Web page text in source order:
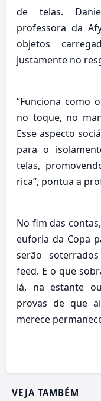
de telas.
professora da
objetos
justamente no
“Funciona como
no toque, no
Esse aspecto
para o
telas,
rica”, pontua a
No fim das
euforia da Copa
serão
feed. E o que
lá, na estante
provas de que
merece
VEJA TAMBÉM